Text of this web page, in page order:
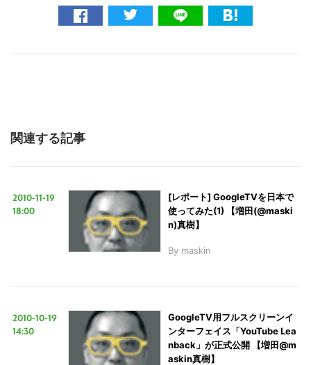
関連する記事
2010-11-19
18:00
[レポート] GoogleTVを日本で
使ってみた(1) 【増田(@maski
n)真樹】
By maskin
2010-10-19
14:30
GoogleTV用フルスクリーンイ
ンターフェイス「YouTube Lea
nback」が正式公開 【増田@m
askin真樹】